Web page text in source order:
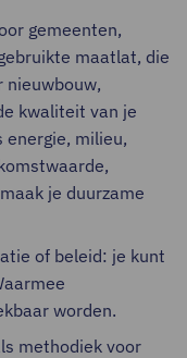
gemeenten,
maatlat, die
nieuwbouw,
kwaliteit van je
energie, milieu,
je duurzame
of beleid: je kunt
worden.
methodiek voor